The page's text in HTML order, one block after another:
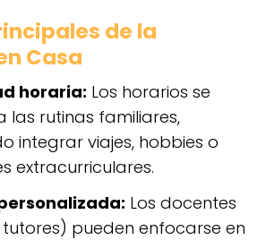
de la
Casa
horaria: Los horarios se
rutinas familiares,
integrar viajes, hobbies o
extracurriculares.
Los docentes
pueden enfocarse en